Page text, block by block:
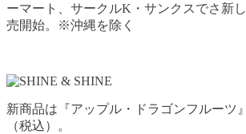
ーマート、サークルK・サンクスでさ新
売開始。※沖縄を除く
新商品は『アップル・ドラゴンフルーツ
（税込）。